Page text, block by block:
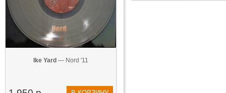
Ike Yard — Nord '11